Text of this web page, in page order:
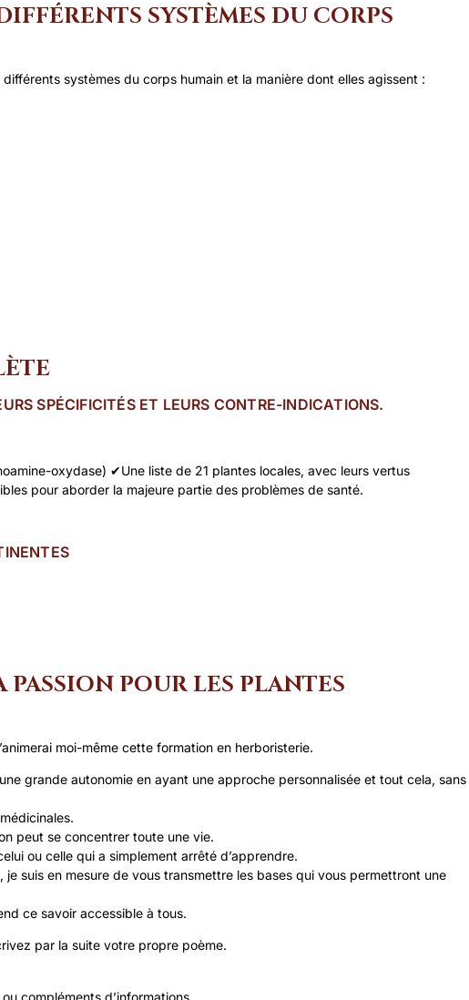
SYSTÈMES DU CORPS
systèmes du corps humain et la manière dont elles agissent :
SPÉCIFICITÉS ET LEURS CONTRE-INDICATIONS.
oxydase) ✔︎Une liste de 21 plantes locales, avec leurs vertus
pour aborder la majeure partie des problèmes de santé.
POUR LES PLANTES
moi-même cette formation en herboristerie.
grande autonomie en ayant une approche personnalisée et tout cela, sans
peut se concentrer toute une vie.
ou celle qui a simplement arrêté d’apprendre.
je suis en mesure de vous transmettre les bases qui vous permettront une
ce savoir accessible à tous.
par la suite votre propre poème.
compléments d’informations.